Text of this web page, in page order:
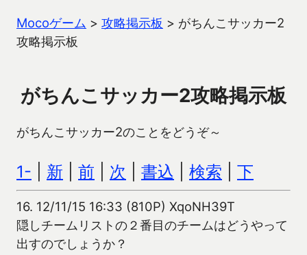
Mocoゲーム > 攻略掲示板 > がちんこサッカー2
攻略掲示板
がちんこサッカー2攻略掲示板
がちんこサッカー2のことをどうぞ～
1- 新 前 次 書込 検索 下
16. 12/11/15 16:33 (810P) XqoNH39T
隠しチームリストの２番目のチームはどうやって
出すのでしょうか？